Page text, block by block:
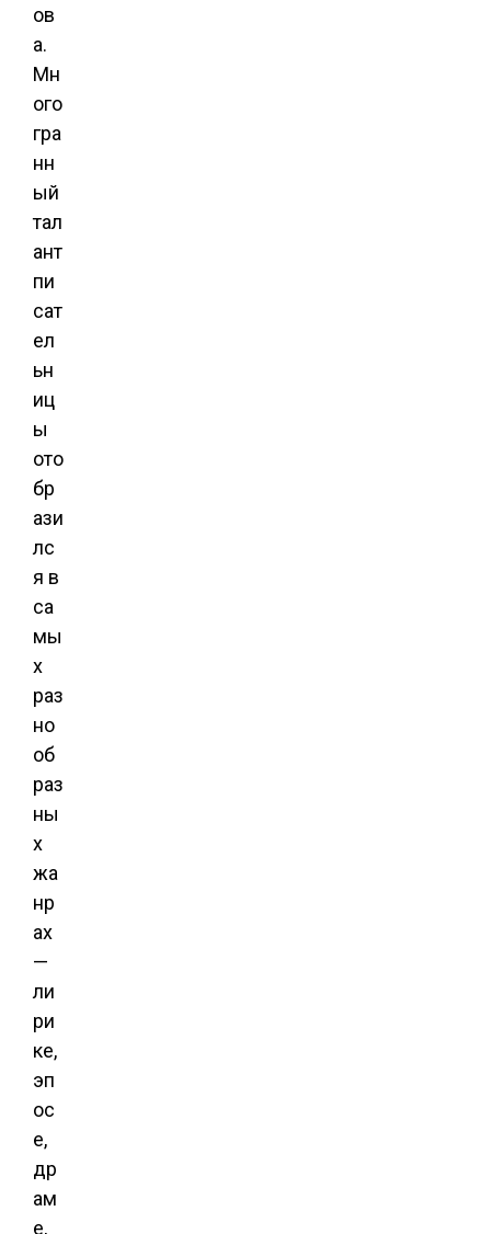
ов
а.
Мн
ого
гра
нн
ый
тал
ант
пи
сат
ел
ьн
иц
ы
ото
бр
ази
лс
я в
са
мы
х
раз
но
об
раз
ны
х
жа
нр
ах
—
ли
ри
ке,
эп
ос
е,
др
ам
е,